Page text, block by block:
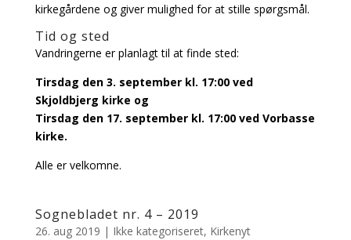
kirkegårdene og giver mulighed for at stille spørgsmål.
Tid og sted
Vandringerne er planlagt til at finde sted:
Tirsdag den 3. september kl. 17:00 ved
Skjoldbjerg kirke og
Tirsdag den 17. september kl. 17:00 ved Vorbasse
kirke.
Alle er velkomne.
Sognebladet nr. 4 – 2019
26. aug 2019 | Ikke kategoriseret, Kirkenyt